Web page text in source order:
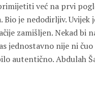
već na prvi
je nedodirljiv. Uvijek
zamišljen. Nekad bi
jednostavno nije ni
autentično. Abdulah